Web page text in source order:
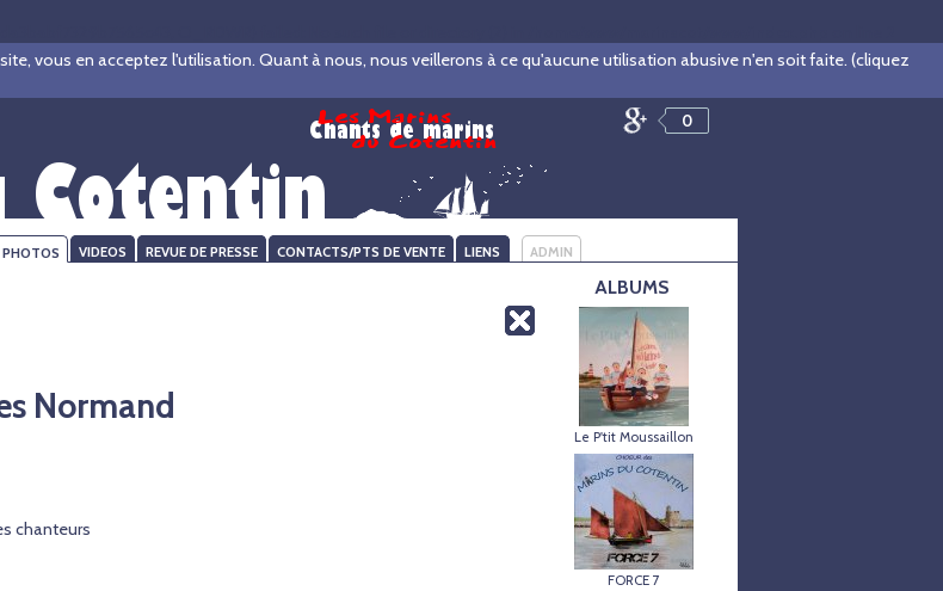
vous en acceptez l'utilisation. Quant à nous, nous veillerons à ce qu'aucune utilisation abusive n'en soit faite. (cliquez
0
PHOTOS VIDEOS REVUE DE PRESSE CONTACTS/PTS DE VENTE LIENS ADMIN
Normand
chanteurs
ALBUMS
Le P'tit Moussaillon
FORCE 7